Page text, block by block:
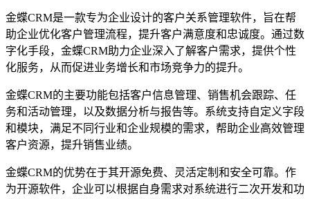
金蝶CRM是一款专为企业设计的客户关系管理软件，旨在帮
助企业优化客户管理流程，提升客户满意度和忠诚度。通过数
字化手段，金蝶CRM助力企业深入了解客户需求，提供个性
化服务，从而促进业务增长和市场竞争力的提升。
金蝶CRM的主要功能包括客户信息管理、销售机会跟踪、任
务和活动管理，以及数据分析与报告等。系统支持自定义字段
和模块，满足不同行业和企业规模的需求，帮助企业高效管理
客户资源，提升销售业绩。
金蝶CRM的优势在于其开源免费、灵活定制和安全可靠。作
为开源软件，企业可以根据自身需求对系统进行二次开发和功